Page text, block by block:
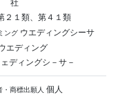
社
２１類、第４１類
ングウエディングシーサ
エディング
ディングシ－サ－
・商標出願人 個人